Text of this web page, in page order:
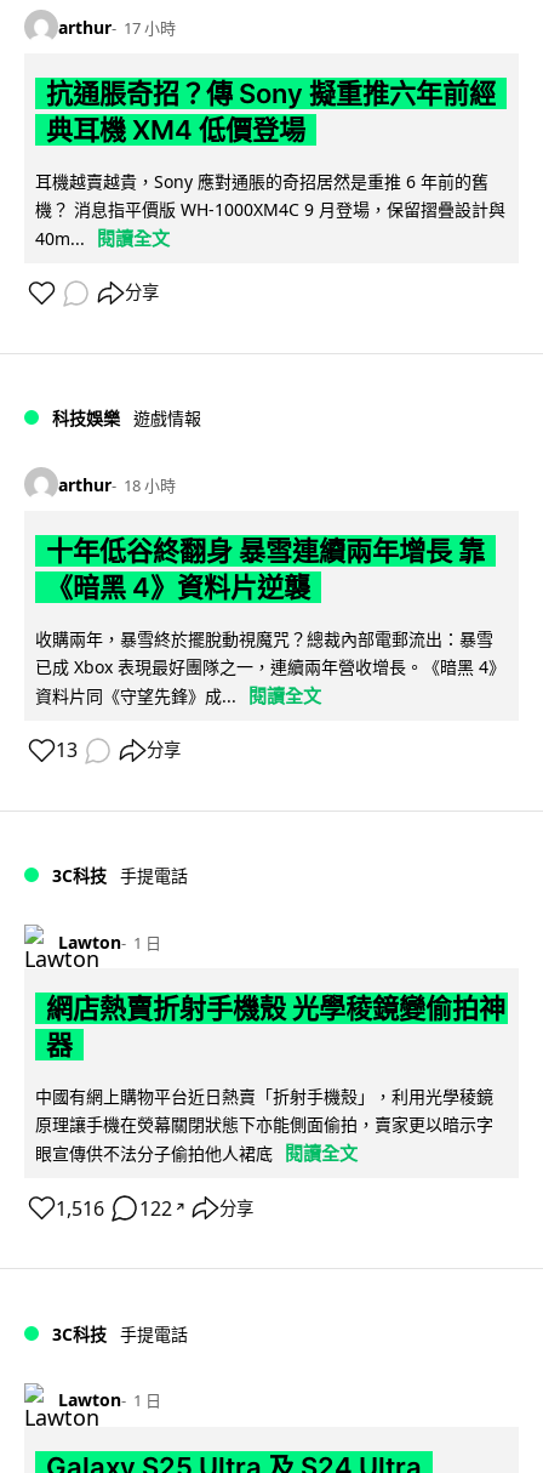
arthur 17 小時
抗通脹奇招？傳 Sony 擬重推六年前經
典耳機 XM4 低價登場
耳機越賣越貴，Sony 應對通脹的奇招居然是重推 6 年前的舊
機？ 消息指平價版 WH-1000XM4C 9 月登場，保留摺疊設計與
40m...
閱讀全文
分享
科技娛樂 遊戲情報
arthur 18 小時
十年低谷終翻身 暴雪連續兩年增長 靠
《暗黑 4》資料片逆襲
收購兩年，暴雪終於擺脫動視魔咒？總裁內部電郵流出：暴雪
已成 Xbox 表現最好團隊之一，連續兩年營收增長。《暗黑 4》
資料片同《守望先鋒》成...
閱讀全文
13 分享
3C科技 手提電話
Lawton 1 日
網店熱賣折射手機殼 光學稜鏡變偷拍神
器
中國有網上購物平台近日熱賣「折射手機殼」，利用光學稜鏡
原理讓手機在熒幕關閉狀態下亦能側面偷拍，賣家更以暗示字
眼宣傳供不法分子偷拍他人裙底
閱讀全文
1,516 122 ↗ 分享
3C科技 手提電話
Lawton 1 日
Galaxy S25 Ultra 及 S24 Ultra